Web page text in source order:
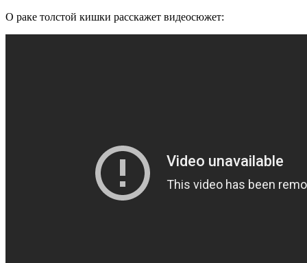
О раке толстой кишки расскажет видеосюжет: